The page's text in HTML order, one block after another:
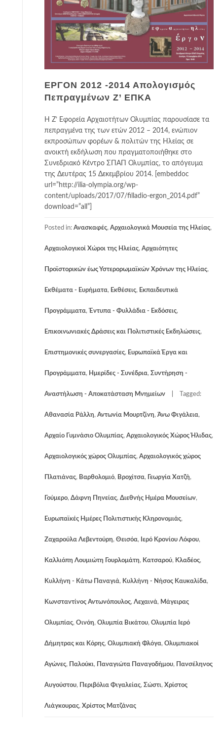
ΕΡΓΟΝ 2012 -2014 Απολογισμός
Πεπραγμένων Ζ’ ΕΠΚΑ
Η Ζ’ Εφορεία Αρχαιοτήτων Ολυμπίας παρουσίασε τα
πεπραγμένα της των ετών 2012 – 2014, ενώπιον
εκπροσώπων φορέων & πολιτών της Ηλείας σε
ανοικτή εκδήλωση που πραγματοποιήθηκε στο
Συνεδριακό Κέντρο ΣΠΑΠ Ολυμπίας, το απόγευμα
της Δευτέρας 15 Δεκεμβρίου 2014. [embeddoc
url=”http://ilia-olympia.org/wp-
content/uploads/2017/07/filladio-ergon_2014.pdf”
download=”all”]
Posted in: Ανασκαφές, Αρχαιολογικά Μουσεία της Ηλείας,
Αρχαιολογικοί Χώροι της Ηλείας, Αρχαιότητες
Προϊστορικών έως Υστερορωμαϊκών Χρόνων της Ηλείας,
Εκθέματα - Ευρήματα, Εκθέσεις, Εκπαιδευτικά
Προγράμματα, Έντυπα - Φυλλάδια - Εκδόσεις,
Επικοινωνιακές Δράσεις και Πολιτιστικές Εκδηλώσεις,
Επιστημονικές συνεργασίες, Ευρωπαϊκά Έργα και
Προγράμματα, Ημερίδες - Συνέδρια, Συντήρηση -
Αναστήλωση - Αποκατάσταση Μνημείων Tagged:
Αθανασία Ράλλη, Αντωνία Μουρτζίνη, Άνω Φιγάλεια,
Αρχαίο Γυμνάσιο Ολυμπίας, Αρχαιολογικός Χώρος Ήλιδας,
Αρχαιολογικός χώρος Ολυμπίας, Αρχαιολογικός χώρος
Πλατιάνας, Βαρθολομιό, Βροχίτσα, Γεωργία Χατζή,
Γούμερο, Δάφνη Πηνείας, Διεθνής Ημέρα Μουσείων,
Ευρωπαϊκές Ημέρες Πολιτιστικής Κληρονομιάς,
Ζαχαρούλα Λεβεντούρη, Θεισόα, Ιερό Κρονίου Λόφου,
Καλλιόπη Λουμιώτη Γουρλομάτη, Κατσαρού, Κλαδέος,
Κυλλήνη - Κάτω Παναγιά, Κυλλήνη - Νήσος Καυκαλίδα,
Κωνσταντίνος Αντωνόπουλος, Λεχαινά, Μάγειρας
Ολυμπίας, Οινόη, Ολυμπία Βικάτου, Ολυμπία Ιερό
Δήμητρας και Κόρης, Ολυμπιακή Φλόγα, Ολυμπιακοί
Αγώνες, Παλούκι, Παναγιώτα Παναγοδήμου, Πανσέληνος
Αυγούστου, Περιβόλια Φιγαλείας, Σώστι, Χρίστος
Λιάγκουρας, Χρίστος Ματζάνας